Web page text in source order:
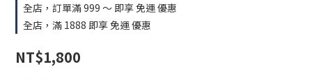
全店，訂單滿 999 ～ 即享 免運 優惠
全店，滿 1888 即享 免運 優惠
NT$1,800